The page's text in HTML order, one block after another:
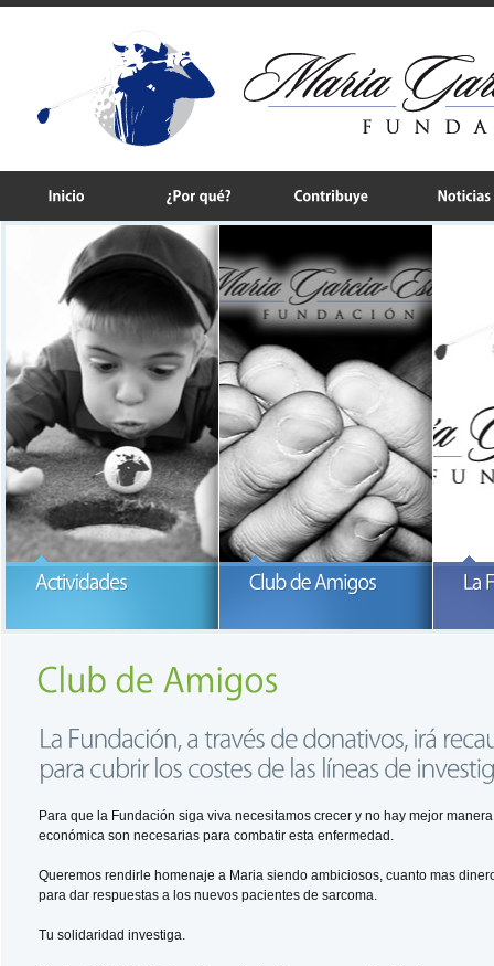
Participa con la Fundación María
Para que la Fundación siga viva necesitamos crecer y no hay mejor
económica son necesarias para combatir esta enfermedad.
Queremos rendirle homenaje a Maria siendo ambiciosos, cuanto mas
para dar respuestas a los nuevos pacientes de sarcoma.
Tu solidaridad investiga.